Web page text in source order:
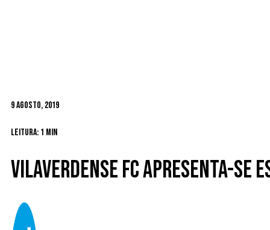
9 Agosto, 2019
Leitura: 1 min
Vilaverdense FC apresenta-se